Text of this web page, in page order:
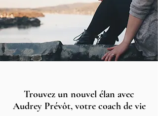
Trouvez un nouvel élan avec
Audrey Prévôt, votre coach de vie